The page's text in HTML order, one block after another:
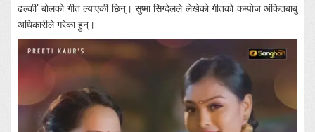
ढल्की’ बोलको गीत ल्याएकी छिन्। सुष्मा सिग्देलले लेखेको गीतको कम्पोज अंकितबाबु
अधिकारीले गरेका हुन्।